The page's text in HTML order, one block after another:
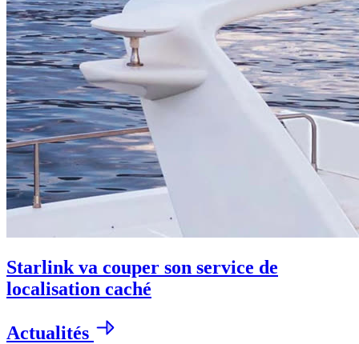
Starlink va couper son service de
localisation caché
Actualités